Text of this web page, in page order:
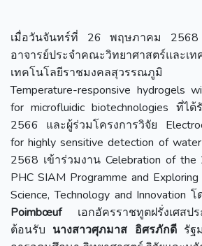
เมื่อวันจันทร์ที่ 26 พฤษภาคม 2568
อาจารย์ประจำคณะวิทยาศาสตร์และเ
เทคโนโลยีราชมงคลสุวรรณภูมิ หั
Temperature-responsive hydrogels
for microfluidic biotechnologies ที่ไ
2566 และผู้ร่วมโครงการวิจัย
for highly sensitive detection of
2568 เข้าร่วมงาน Celebration of
PHC SIAM Programme and
Science, Technology and Innovation โ
Poimbœuf เอกอัครราชทูตฝรั่งเศสป
ต้อนรับ นางสาวศุภมาส อิศรภักดีรัฐม